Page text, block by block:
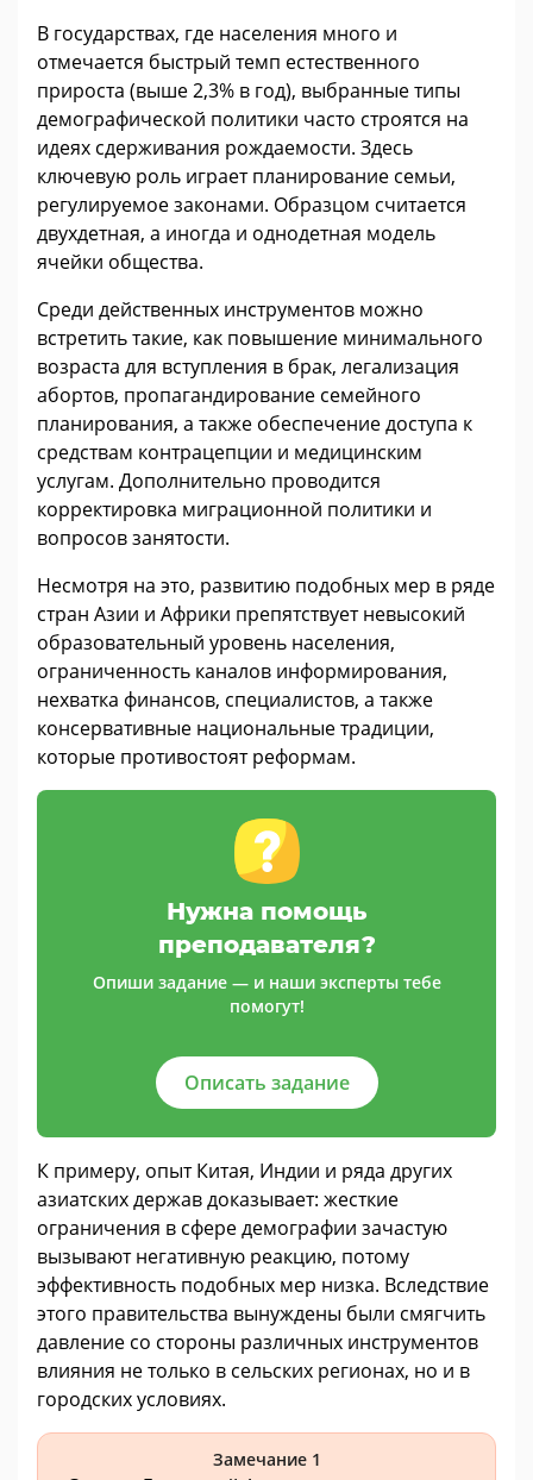
В государствах, где населения много и
отмечается быстрый темп естественного
прироста (выше 2,3% в год), выбранные типы
демографической политики часто строятся на
идеях сдерживания рождаемости. Здесь
ключевую роль играет планирование семьи,
регулируемое законами. Образцом считается
двухдетная, а иногда и однодетная модель
ячейки общества.
Среди действенных инструментов можно
встретить такие, как повышение минимального
возраста для вступления в брак, легализация
абортов, пропагандирование семейного
планирования, а также обеспечение доступа к
средствам контрацепции и медицинским
услугам. Дополнительно проводится
корректировка миграционной политики и
вопросов занятости.
Несмотря на это, развитию подобных мер в ряде
стран Азии и Африки препятствует невысокий
образовательный уровень населения,
ограниченность каналов информирования,
нехватка финансов, специалистов, а также
консервативные национальные традиции,
которые противостоят реформам.
Нужна помощь
преподавателя?
Опиши задание — и наши эксперты тебе
помогут!
Описать задание
К примеру, опыт Китая, Индии и ряда других
азиатских держав доказывает: жесткие
ограничения в сфере демографии зачастую
вызывают негативную реакцию, потому
эффективность подобных мер низка. Вследствие
этого правительства вынуждены были смягчить
давление со стороны различных инструментов
влияния не только в сельских регионах, но и в
городских условиях.
Замечание 1